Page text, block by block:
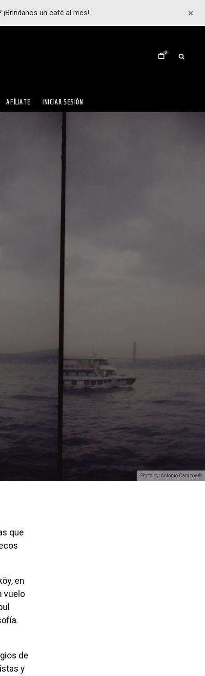
un café al mes!
0
AFÍLIATE INICIAR SESIÓN
Photo by: Antonio Campoy ©
vuelo
de
y